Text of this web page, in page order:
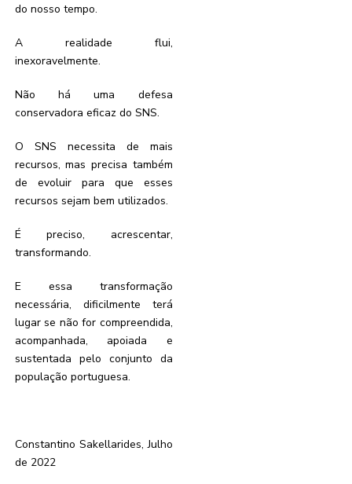
do nosso tempo.
A realidade flui,
inexoravelmente.
Não há uma defesa
conservadora eficaz do SNS.
O SNS necessita de mais
recursos, mas precisa também
de evoluir para que esses
recursos sejam bem utilizados.
É preciso, acrescentar,
transformando.
E essa transformação
necessária, dificilmente terá
lugar se não for compreendida,
acompanhada, apoiada e
sustentada pelo conjunto da
população portuguesa.
Constantino Sakellarides, Julho
de 2022